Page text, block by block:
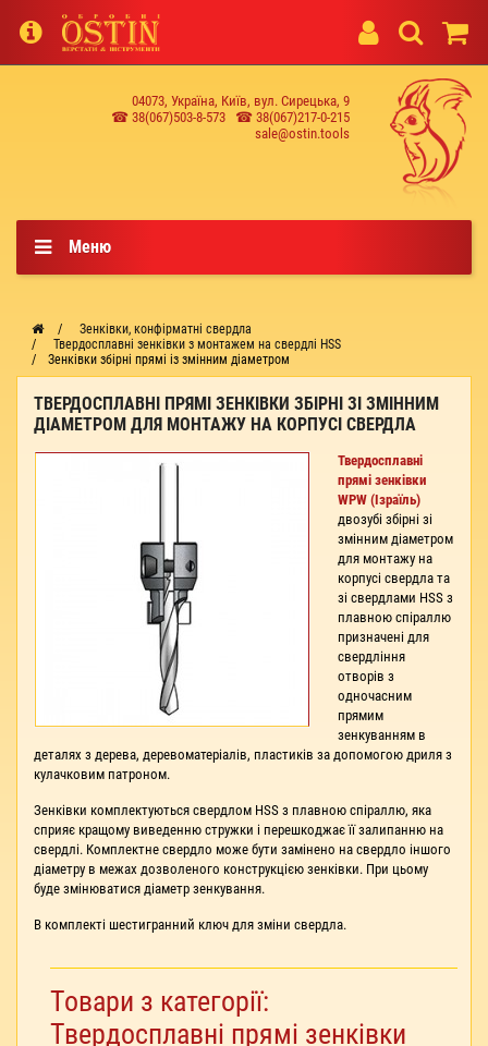
04073, Україна, Київ, вул. Сирецька, 9
☎ 38(067)503-8-573
☎ 38(067)217-0-215
sale@ostin.tools
Меню
Зенківки, конфірматні свердла
Твердосплавні зенківки з монтажем на свердлі HSS
Зенківки збірні прямі із змінним діаметром
ТВЕРДОСПЛАВНІ ПРЯМІ ЗЕНКІВКИ ЗБІРНІ ЗІ ЗМІННИМ
ДІАМЕТРОМ ДЛЯ МОНТАЖУ НА КОРПУСІ СВЕРДЛА
Твердосплавні
прямі зенківки
WPW (Ізраїль)
двозубі збірні зі
змінним діаметром
для монтажу на
корпусі свердла та
зі свердлами HSS з
плавною спіраллю
призначені для
свердління
отворів з
одночасним
прямим
зенкуванням в
деталях з дерева, деревоматеріалів, пластиків за допомогою дриля з
кулачковим патроном.
Зенківки комплектуються свердлом HSS з плавною спіраллю, яка
сприяє кращому виведенню стружки і перешкоджає її залипанню на
свердлі. Комплектне свердло може бути замінено на свердло іншого
діаметру в межах дозволеного конструкцією зенківки. При цьому
буде змінюватися діаметр зенкування.
В комплекті шестигранний ключ для зміни свердла.
Товари з категорії:
Твердосплавні прямі зенківки